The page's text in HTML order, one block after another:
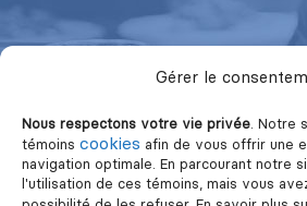
Gérer le
Nous respectons votre vie privée . Notre
témoins cookies afin de vous offrir une
navigation optimale. En parcourant notre
l'utilisation de ces témoins, mais vous